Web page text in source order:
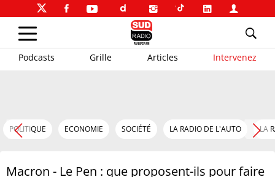
Podcasts Grille Articles Intervenez
POLITIQUE ECONOMIE SOCIÉTÉ LA RADIO DE L'AUTO LA
Macron - Le Pen : que proposent-ils pour faire